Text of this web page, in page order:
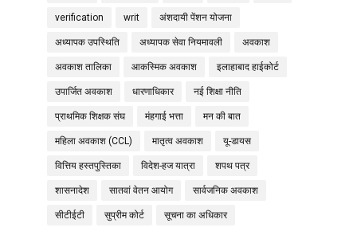
verification writ अंशदायी पेंशन योजना
अध्यापक उपस्थिति अध्यापक सेवा नियमावली अवकाश
अवकाश तालिका आकस्मिक अवकाश इलाहाबाद हाईकोर्ट
उपार्जित अवकाश धारणाधिकार नई शिक्षा नीति
प्राथमिक शिक्षक संघ मंहगाई भत्ता मन की बात
महिला अवकाश (CCL) मातृत्व अवकाश यू-डायस
वित्तिय हस्तपुस्तिका विदेश-हज यात्रा शपथ पत्र
शासनादेश सातवां वेतन आयोग सार्वजनिक अवकाश
सीटीईटी सुप्रीम कोर्ट सूचना का अधिकार